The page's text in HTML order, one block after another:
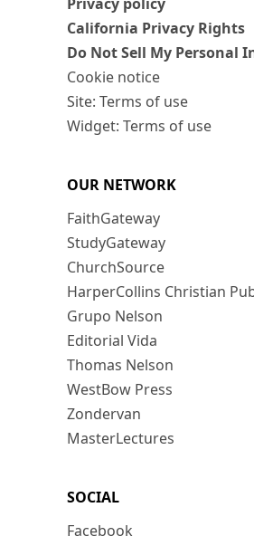
California Privacy Rights
Do Not Sell My Personal
Cookie notice
Site: Terms of use
Widget: Terms of use
OUR NETWORK
FaithGateway
StudyGateway
ChurchSource
HarperCollins Christian
Grupo Nelson
Editorial Vida
Thomas Nelson
WestBow Press
Zondervan
MasterLectures
SOCIAL
Facebook